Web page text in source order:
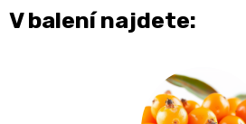
V balení najdete: